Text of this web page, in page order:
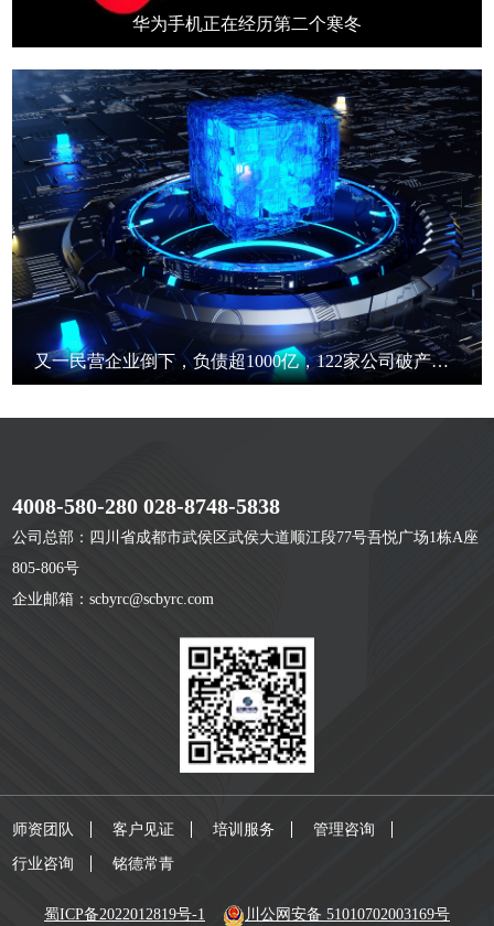
华为手机正在经历第二个寒冬
又一民营企业倒下，负债超1000亿，122家公司破产重组自救
4008-580-280 028-8748-5838
公司总部：四川省成都市武侯区武侯大道顺江段77号吾悦广场1栋A座
805-806号
企业邮箱：scbyrc@scbyrc.com
师资团队 客户见证 培训服务 管理咨询
行业咨询 铭德常青
蜀ICP备2022012819号-1 川公网安备 51010702003169号